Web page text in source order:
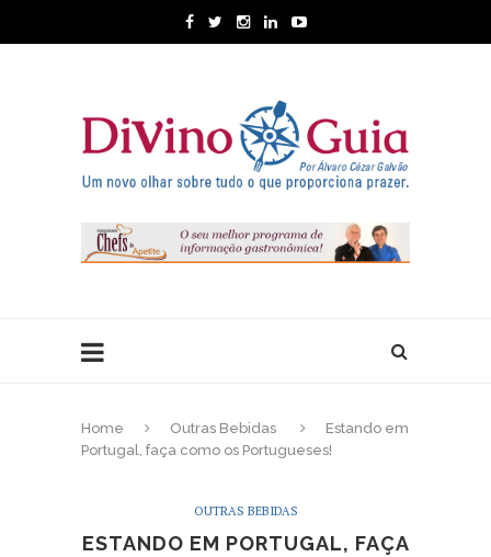
Home Outras Bebidas
Estando em
Portugal, faça como os Portugueses!
OUTRAS BEBIDAS
ESTANDO EM PORTUGAL, FAÇA